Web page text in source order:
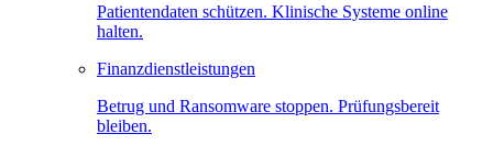
Patientendaten schützen. Klinische Systeme online
halten.
Finanzdienstleistungen
Betrug und Ransomware stoppen. Prüfungsbereit
bleiben.